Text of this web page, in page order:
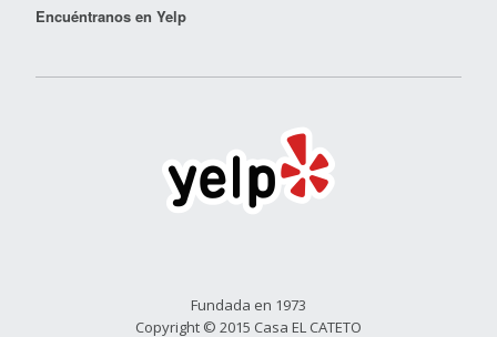
Encuéntranos en Yelp
Fundada en 1973
Copyright © 2015 Casa EL CATETO